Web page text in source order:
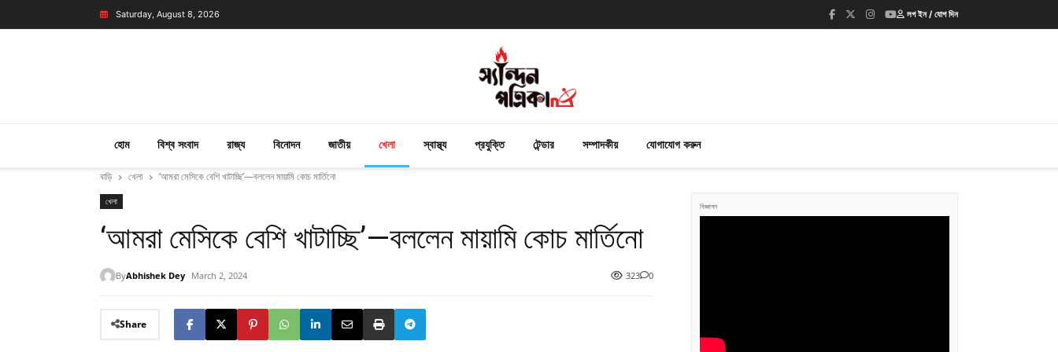
Saturday, August 8, 2026 লগ ইন / যোগ দিন
হোম বিশ্ব সংবাদ রাজ্য বিনোদন জাতীয় খেলা স্বাস্থ্য প্রযুক্তি টেন্ডার সম্পাদকীয় যোগাযোগ করুন
বাড়ি খেলা ‘আমরা মেসিকে বেশি খাটাচ্ছি’—বললেন মায়ামি কোচ মার্তিনো
খেলা
‘আমরা মেসিকে বেশি খাটাচ্ছি’—বললেন মায়ামি কোচ মার্তিনো
ByAbhishek Dey March 2, 2024 323 0
Share
বিজ্ঞাপন